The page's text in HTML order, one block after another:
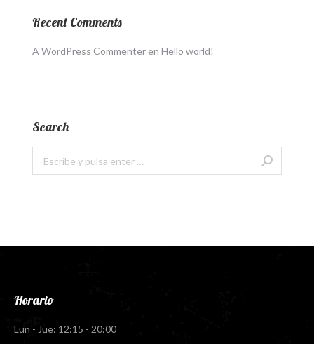
Recent Comments
A WordPress Commenter en Hello world!
Search
Horario
Lun - Jue: 12:15 - 20:00